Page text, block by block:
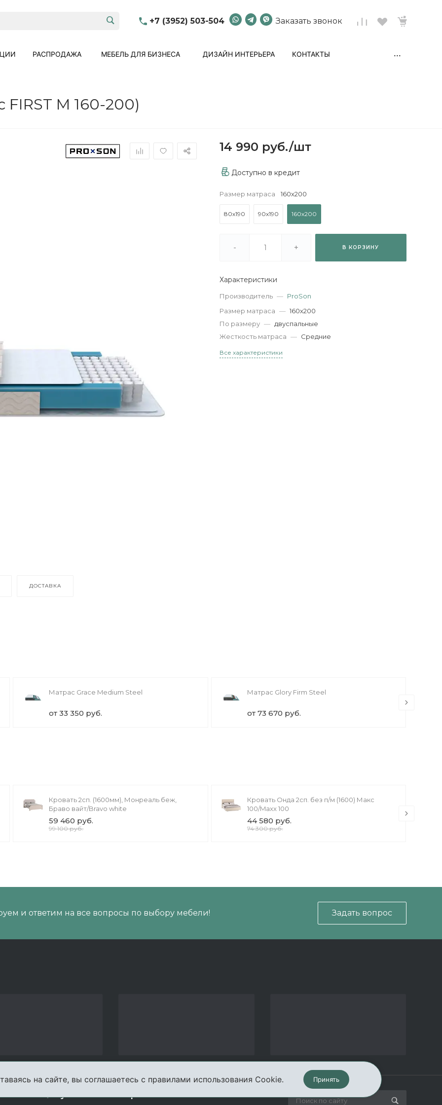
+7 (3952) 503-504 Заказать звонок
РАСПРОДАЖА МЕБЕЛЬ ДЛЯ БИЗНЕСА ДИЗАЙН ИНТЕРЬЕРА КОНТАКТЫ ...
M 160-200)
14 990 руб./шт
Доступно в кредит
Размер матраса 160х200
80х190 90х190 160х200
- + В КОРЗИНУ
Характеристики
Производитель — ProSon
Размер матраса — 160х200
По размеру — двуспальные
Жесткость матраса — Средние
Все характеристики
ДОСТАВКА
Матрас Grace Medium Steel
от 33 350 руб.
Матрас Glory Firm Steel
от 73 670 руб.
Кровать 2сп. (1600мм), Монреаль беж,
Браво вайт/Bravo white
59 460 руб.
99 100 руб.
Кровать Онда 2сп. без п/м (1600) Макс
100/Maxx 100
44 580 руб.
74 300 руб.
и ответим на все вопросы по выбору мебели! Задать вопрос
Услуги Карта сайта Контакты
на сайте, вы соглашаетесь с правилами использования Cookie. Принять